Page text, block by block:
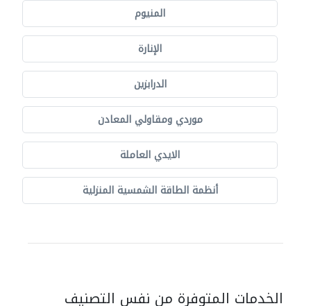
المنيوم
الإنارة
الدرابزين
موردي ومقاولي المعادن
الايدي العاملة
أنظمة الطاقة الشمسية المنزلية
الخدمات المتوفرة من نفس التصنيف